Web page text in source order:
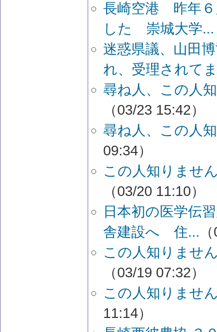
長崎空港 昨年
した 崇城大学...
迷惑県議、山田
れ、受理されて
尋ね人、この人
（03/23 15:42）
尋ね人、この人
09:34）
この人知りませ
（03/20 11:10）
日本初の医学伝
舎建設へ 住...
この人知りませ
（03/19 07:32）
この人知りませ
11:14）